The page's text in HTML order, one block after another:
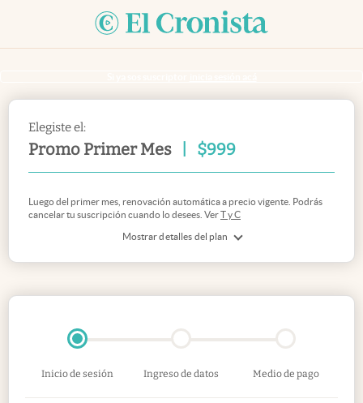
Elegiste el:
Promo Primer Mes $999
Mostrar detalles del plan
Luego del primer mes, renovación automática a precio vigente. Podrás
cancelar tu suscripción cuando lo desees. VerT y C
Inicio de sesión Ingreso de datos Medio de pago